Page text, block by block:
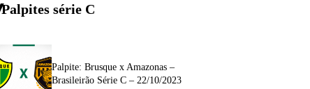
Palpites série C
Palpite: Brusque x Amazonas –
Brasileirão Série C – 22/10/2023